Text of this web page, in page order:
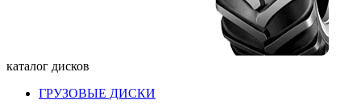
каталог дисков
ГРУЗОВЫЕ ДИСКИ